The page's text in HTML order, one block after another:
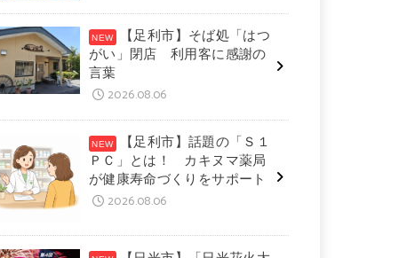
【足利市】そば処「はつ
がい」閉店 利用客に感謝の
言葉
2026.08.06
【足利市】話題の「Ｓ１
ＰＣ」とは！ カキヌマ薬局
が健康寿命づくりをサポート
2026.08.06